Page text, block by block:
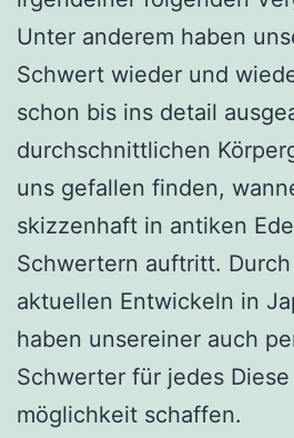
Unter anderem haben
Schwert wieder und
schon bis ins detail
durchschnittlichen
uns gefallen finden,
skizzenhaft in antiken
Schwertern auftritt.
aktuellen Entwickeln in
haben unsereiner auch
Schwerter für jedes
möglichkeit schaffen.